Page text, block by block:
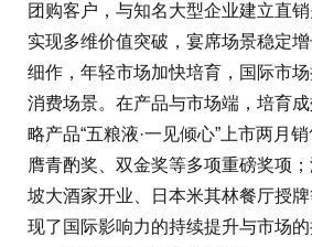
团购客户，与知名大型企业建立直销
实现多维价值突破，宴席场景稳定
细作，年轻市场加快培育，国际市
消费场景。在产品与市场端，培育
略产品“五粮液·一见倾心”上市两月
膺青酌奖、双金奖等多项重磅奖项
坡大酒家开业、日本米其林餐厅授
现了国际影响力的持续提升与市场的